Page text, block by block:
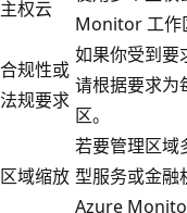
主权云
Monitor 工作
合规性或
法规要求
如果你受到要
请根据要求
区。
区域缩放
若要管理区域
型服务或金融
Azure